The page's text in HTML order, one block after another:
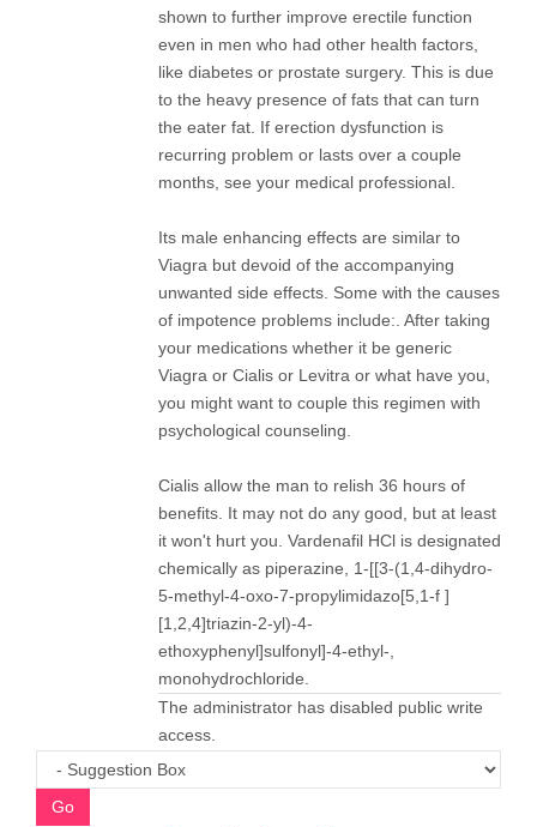
shown to further improve erectile function
even in men who had other health factors,
like diabetes or prostate surgery. This is due
to the heavy presence of fats that can turn
the eater fat. If erection dysfunction is
recurring problem or lasts over a couple
months, see your medical professional.
Its male enhancing effects are similar to
Viagra but devoid of the accompanying
unwanted side effects. Some with the causes
of impotence problems include:. After taking
your medications whether it be generic
Viagra or Cialis or Levitra or what have you,
you might want to couple this regimen with
psychological counseling.
Cialis allow the man to relish 36 hours of
benefits. It may not do any good, but at least
it won't hurt you. Vardenafil HCl is designated
chemically as piperazine, 1-[[3-(1,4-dihydro-
5-methyl-4-oxo-7-propylimidazo[5,1-f ]
[1,2,4]triazin-2-yl)-4-
ethoxyphenyl]sulfonyl]-4-ethyl-,
monohydrochloride.
The administrator has disabled public write
access.
Go